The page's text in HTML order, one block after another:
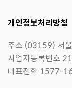
개인정보처리방침
주소 (03159) 서
사업자등록번호
대표전화 1577-